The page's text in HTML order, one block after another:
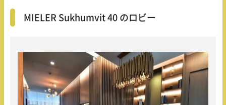
MIELER Sukhumvit 40 のロビー